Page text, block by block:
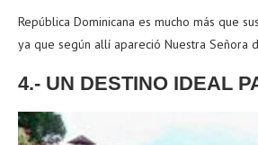
República Dominicana es mucho más que
ya que según allí apareció Nuestra Señora
4.- UN DESTINO IDEAL